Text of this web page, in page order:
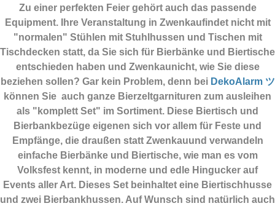
Zu einer perfekten Feier gehört auch das passende
Equipment.
Ihre Veranstaltung in Zwenkaufindet nicht mit
"normalen" Stühlen mit Stuhlhussen und Tischen mit
Tischdecken statt, da Sie sich für Bierbänke und Biertische
entschieden haben und Zwenkaunicht, wie Sie diese
beziehen sollen? Gar kein Problem, denn bei DekoAlarm ツ
können Sie auch ganze Bierzeltgarnituren zum ausleihen
als "komplett Set" im Sortiment. Diese Biertisch und
Bierbankbezüge eigenen sich vor allem für Feste und
Empfänge, die draußen statt Zwenkauund verwandeln
einfache Bierbänke und Biertische, wie man es vom
Volksfest kennt, in moderne und edle Hingucker auf
Events aller Art. Dieses Set beinhaltet eine Biertischhusse
und zwei Bierbankhussen. Auf Wunsch sind natürlich auch